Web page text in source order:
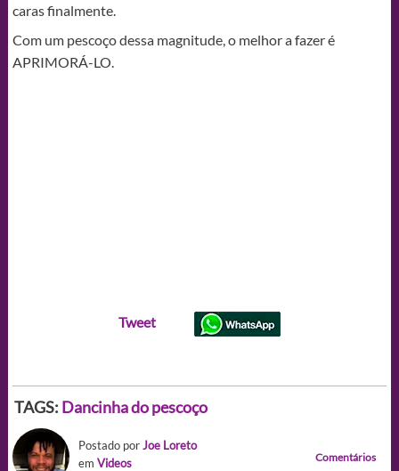
caras finalmente.
Com um pescoço dessa magnitude, o melhor a fazer é
APRIMORÁ-LO.
Tweet
TAGS: Dancinha do pescoço
Postado porJoe Loreto
em Videos Comentários